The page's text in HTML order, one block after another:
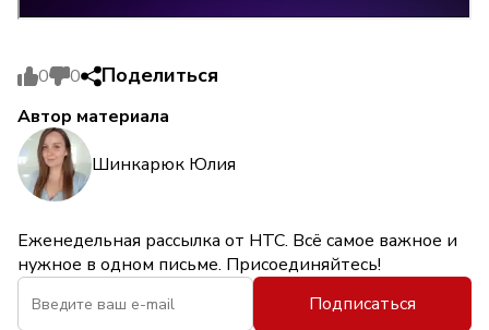
0 0 Поделиться
Автор материала
Шинкарюк Юлия
Еженедельная рассылка от НТС. Всё самое важное и
нужное в одном письме. Присоединяйтесь!
Подписаться